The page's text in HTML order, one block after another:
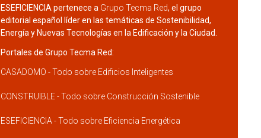
ESEFICIENCIA pertenece a Grupo Tecma Red, el grupo
editorial español líder en las temáticas de Sostenibilidad,
Energía y Nuevas Tecnologías en la Edificación y la Ciudad.
Portales de Grupo Tecma Red:
CASADOMO - Todo sobre Edificios Inteligentes
CONSTRUIBLE - Todo sobre Construcción Sostenible
ESEFICIENCIA - Todo sobre Eficiencia Energética